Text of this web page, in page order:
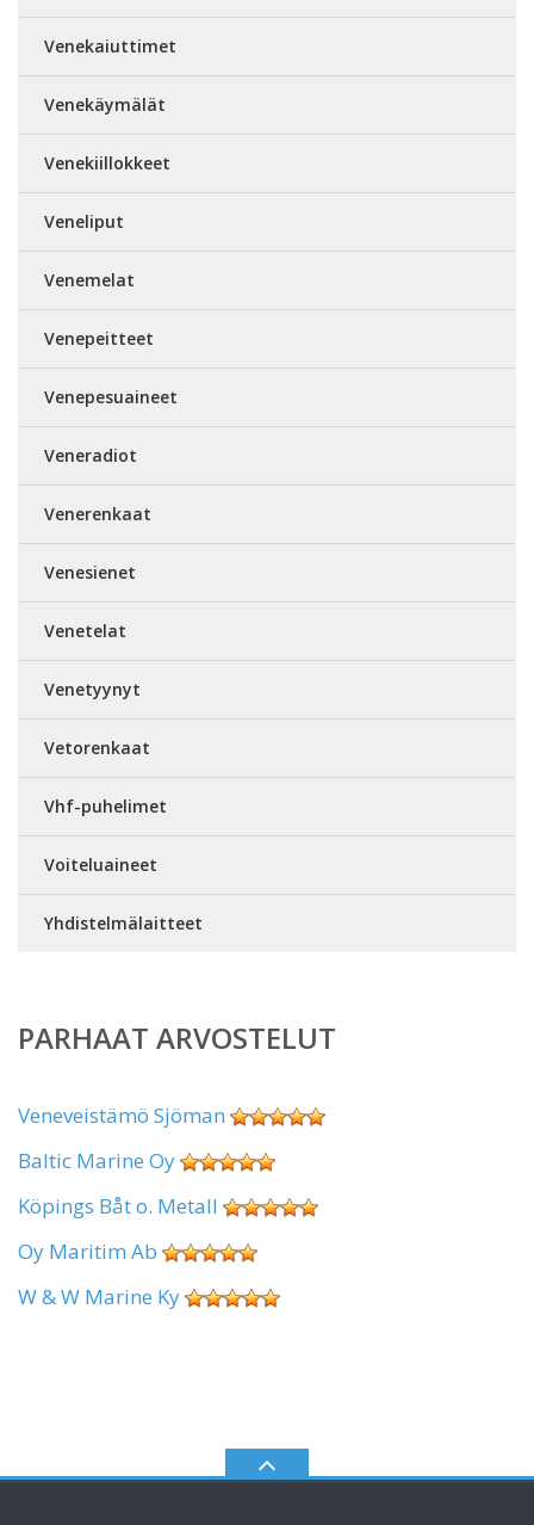
Venekaiuttimet
Venekäymälät
Venekiillokkeet
Veneliput
Venemelat
Venepeitteet
Venepesuaineet
Veneradiot
Venerenkaat
Venesienet
Venetelat
Venetyynyt
Vetorenkaat
Vhf-puhelimet
Voiteluaineet
Yhdistelmälaitteet
PARHAAT ARVOSTELUT
Veneveistämö Sjöman
Baltic Marine Oy
Köpings Båt o. Metall
Oy Maritim Ab
W & W Marine Ky